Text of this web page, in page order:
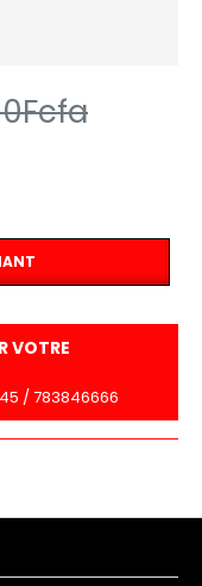
VOTRE
/ 783846666